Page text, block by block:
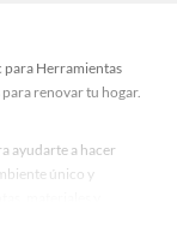
para Herramientas
renovar tu hogar.
ayudarte a hacer
único y
más tú.